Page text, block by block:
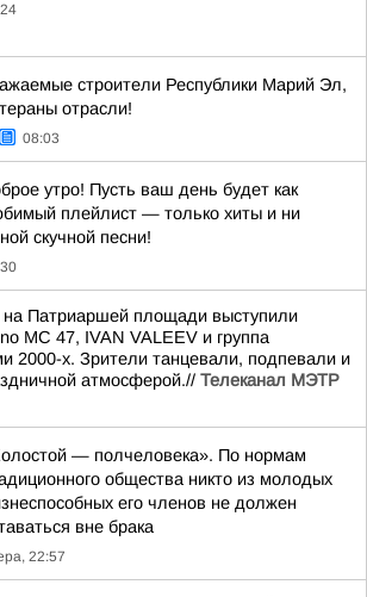
строители Республики Марий Эл,
отрасли!
08:03
утро! Пусть ваш день будет как
плейлист — только хиты и ни
скучной песни!
на Патриаршей площади выступили
MC 47, IVAN VALEEV и группа
2000-х. Зрители танцевали, подпевали и
атмосферой.// Телеканал МЭТР
— полчеловека». По нормам
общества никто из молодых
его членов не должен
вне брака
22:57